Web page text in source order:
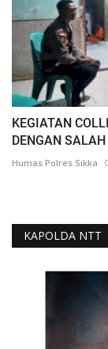
KEGIATAN
DENGAN
Humas Polres Sikka
KAPOLDA NTT